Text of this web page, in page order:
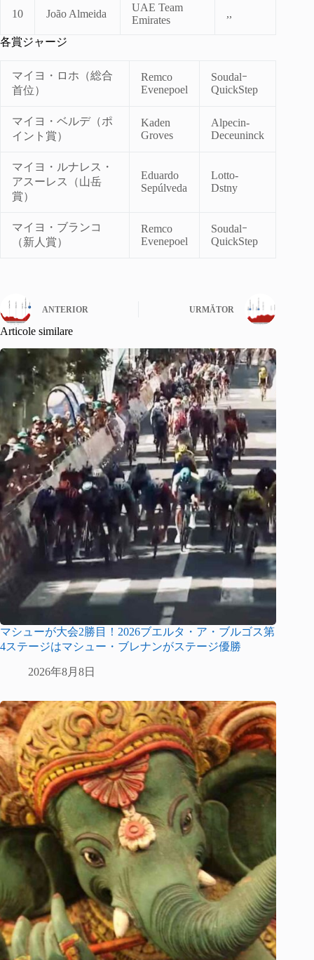
10 João Almeida
UAE Team
Emirates
,,
各賞ジャージ
マイヨ・ロホ（総合
首位）
Remco
Evenepoel
Soudalｰ
QuickStep
マイヨ・ベルデ（ポ
イント賞）
Kaden
Groves
Alpecin-
Deceuninck
マイヨ・ルナレス・
アスーレス（山岳
賞）
Eduardo
Sepúlveda
Lotto-
Dstny
マイヨ・ブランコ
（新人賞）
Remco
Evenepoel
Soudalｰ
QuickStep
ANTERIOR URMĂTOR
Articole similare
マシューが大会2勝目！2026ブエルタ・ア・ブルゴス第
4ステージはマシュー・ブレナンがステージ優勝
2026年8月8日